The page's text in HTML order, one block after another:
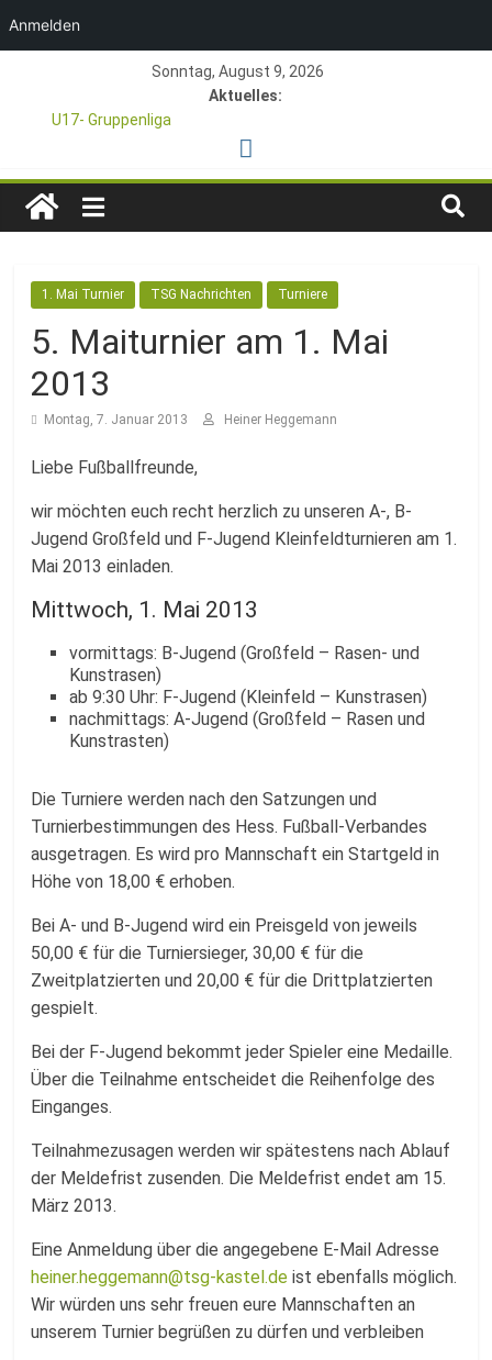
Anmelden
springen
Sonntag, August 9, 2026
Aktuelles:
U17- Gruppenliga
*U17-Junioren steigen in die Gruppenliga auf*
1. Mai – Charity-Fußballturnier für Hobbymannschaften
Pfingstturnier 23. – 24.05.2026 – Restplätze noch frei
TSG
1846
e.V.
Mainz-
Kastel
1. Mai Turnier TSG Nachrichten Turniere
5. Maiturnier am 1. Mai
2013
Montag, 7. Januar 2013 Heiner Heggemann
Liebe Fußballfreunde,
wir möchten euch recht herzlich zu unseren A-, B-
Jugend Großfeld und F-Jugend Kleinfeldturnieren am 1.
Mai 2013 einladen.
Mittwoch, 1. Mai 2013
vormittags: B-Jugend (Großfeld – Rasen- und
Kunstrasen)
ab 9:30 Uhr: F-Jugend (Kleinfeld – Kunstrasen)
nachmittags: A-Jugend (Großfeld – Rasen und
Kunstrasten)
Die Turniere werden nach den Satzungen und
Turnierbestimmungen des Hess. Fußball-Verbandes
ausgetragen. Es wird pro Mannschaft ein Startgeld in
Höhe von 18,00 € erhoben.
Bei A- und B-Jugend wird ein Preisgeld von jeweils
50,00 € für die Turniersieger, 30,00 € für die
Zweitplatzierten und 20,00 € für die Drittplatzierten
gespielt.
Bei der F-Jugend bekommt jeder Spieler eine Medaille.
Über die Teilnahme entscheidet die Reihenfolge des
Einganges.
Teilnahmezusagen werden wir spätestens nach Ablauf
der Meldefrist zusenden. Die Meldefrist endet am 15.
März 2013.
Eine Anmeldung über die angegebene E-Mail Adresse
heiner.heggemann@tsg-kastel.de ist ebenfalls möglich.
Wir würden uns sehr freuen eure Mannschaften an
unserem Turnier begrüßen zu dürfen und verbleiben